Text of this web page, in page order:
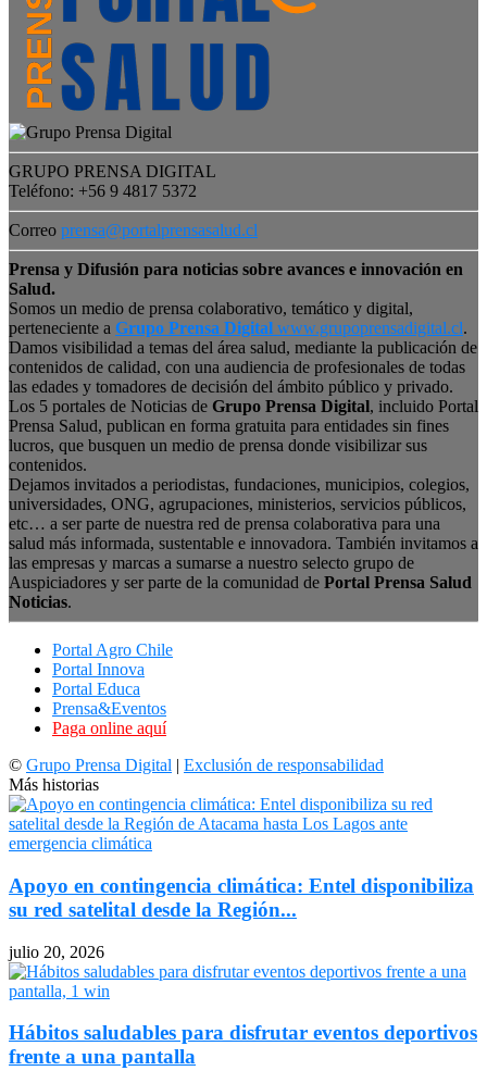
GRUPO PRENSA DIGITAL
Teléfono: +56 9 4817 5372
Correo prensa@portalprensasalud.cl
Prensa y Difusión para noticias sobre avances e innovación en
Salud.
Somos un medio de prensa colaborativo, temático y digital,
perteneciente a Grupo Prensa Digital www.grupoprensadigital.cl.
Damos visibilidad a temas del área salud, mediante la publicación de
contenidos de calidad, con una audiencia de profesionales de todas
las edades y tomadores de decisión del ámbito público y privado.
Los 5 portales de Noticias de Grupo Prensa Digital, incluido Portal
Prensa Salud, publican en forma gratuita para entidades sin fines
lucros, que busquen un medio de prensa donde visibilizar sus
contenidos.
Dejamos invitados a periodistas, fundaciones, municipios, colegios,
universidades, ONG, agrupaciones, ministerios, servicios públicos,
etc… a ser parte de nuestra red de prensa colaborativa para una
salud más informada, sustentable e innovadora. También invitamos a
las empresas y marcas a sumarse a nuestro selecto grupo de
Auspiciadores y ser parte de la comunidad de Portal Prensa Salud
Noticias.
Portal Agro Chile
Portal Innova
Portal Educa
Prensa&Eventos
Paga online aquí
© Grupo Prensa Digital | Exclusión de responsabilidad
Más historias
Apoyo en contingencia climática: Entel disponibiliza
su red satelital desde la Región...
julio 20, 2026
Hábitos saludables para disfrutar eventos deportivos
frente a una pantalla